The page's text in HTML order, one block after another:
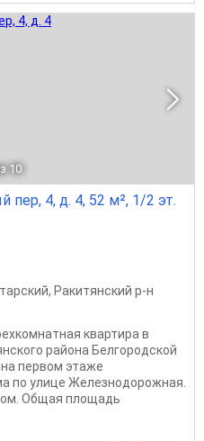
10
пер, 4, д. 4, 52 м², 1/2 эт.
, Ракитянский р-н
квартира в
района Белгородской
первом этаже
по улице Железнодорожная.
Общая площадь